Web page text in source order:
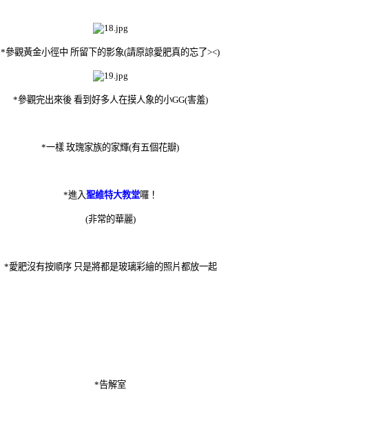
*參觀黃金小徑中 所留下的影象(請原諒愛肥真的忘了><)
*參觀完出來後 看到好多人在摸人象的小GG(害羞)
*一樣 玫瑰家族的家輝(有五個花瓣)
*進入聖維特大教堂囉！
(非常的華麗)
*愛肥沒有按順序 只是將都是玻璃彩繪的照片都放一起
*告解室